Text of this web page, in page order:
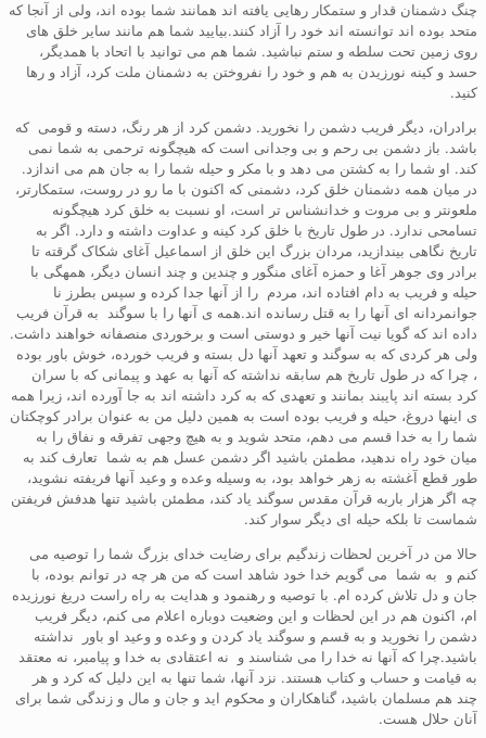
چنگ دشمنان قدار و ستمکار رهایی یافته اند همانند شما بوده اند، ولی از آنجا که
متحد بوده اند توانسته اند خود را آزاد کنند.بیایید شما هم مانند سایر خلق های
روی زمین تحت سلطه و ستم نباشید. شما هم می توانید با اتحاد با همدیگر،
حسد و کینه نورزیدن به هم و خود را نفروختن به دشمنان ملت کرد، آزاد و رها
کنید.
برادران، دیگر فریب دشمن را نخورید. دشمن کرد از هر رنگ، دسته و قومی که
باشد. باز دشمن بی رحم و بی وجدانی است که هیچگونه ترحمی به شما نمی
کند. او شما را به کشتن می دهد و با مکر و حیله شما را به جان هم می اندازد.
در میان همه دشمنان خلق کرد، دشمنی که اکنون با ما رو در روست، ستمکارتر،
ملعونتر و بی مروت و خدانشناس تر است، او نسبت به خلق کرد هیچگونه
تسامحی ندارد. در طول تاریخ با خلق کرد کینه و عداوت داشته و دارد. اگر به
تاریخ نگاهی بیندازید، مردان بزرگ این خلق از اسماعیل آغای شکاک گرقته تا
برادر وی جوهر آغا و حمزه آغای منگور و چندین و چند انسان دیگر، همهگی با
حیله و فریب به دام افتاده اند، مردم را از آنها جدا کرده و سپس بطرز نا
جوانمردانه ای آنها را به قتل رسانده اند.همه ی آنها را با سوگند به قرآن فریب
داده اند که گویا نیت آنها خیر و دوستی است و برخوردی منصفانه خواهند داشت.
ولی هر کردی که به سوگند و تعهد آنها دل بسته و فریب خورده، خوش باور بوده
، چرا که در طول تاریخ هم سابقه نداشته که آنها به عهد و پیمانی که با سران
کرد بسته اند پایبند بمانند و تعهدی که به کرد داشته اند به جا آورده اند، زیرا همه
ی اینها دروغ، حیله و فریب بوده است به همین دلیل من به عنوان برادر کوچکتان
شما را به خدا قسم می دهم، متحد شوید و به هیچ وجهی تفرقه و نفاق را به
میان خود راه ندهید، مطمئن باشید اگر دشمن عسل هم به شما تعارف کند به
طور قطع آغشته به زهر خواهد بود، به وسیله وعده و وعید آنها فریفته نشوید،
چه اگر هزار باربه قرآن مقدس سوگند یاد کند، مطمئن باشید تنها هدفش فریفتن
شماست تا بلکه حیله ای دیگر سوار کند.
حالا من در آخرین لحظات زندگیم برای رضایت خدای بزرگ شما را توصیه می
کنم و به شما می گویم خدا خود شاهد است که من هر چه در توانم بوده، با
جان و دل تلاش کرده ام. با توصیه و رهنمود و هدایت به راه راست دریغ نورزیده
ام، اکنون هم در این لحظات و این وضعیت دوباره اعلام می کنم، دیگر فریب
دشمن را نخورید و به قسم و سوگند یاد کردن و وعده و وعید او باور نداشته
باشید.چرا که آنها نه خدا را می شناسند و نه اعتقادی به خدا و پیامبر، نه معتقد
به قیامت و حساب و کتاب هستند. نزد آنها، شما تنها به این دلیل که کرد و هر
چند هم مسلمان باشید، گناهکاران و محکوم اید و جان و مال و زندگی شما برای
آنان حلال هست.